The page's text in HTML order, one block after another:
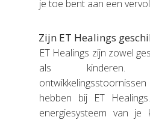
je toe bent aan een
Zijn ET Healings
ET Healings zijn zowel
als kinderen.
hebben bij ET
energiesysteem van